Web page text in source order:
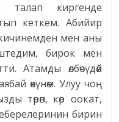
талап киргенде
кеткем. Абийир
кичинемден мен аны
бирок мен
Атамды өлбөчүдөй
өкүнөм. Улуу чоң
төрөп, көр оокат,
бирин